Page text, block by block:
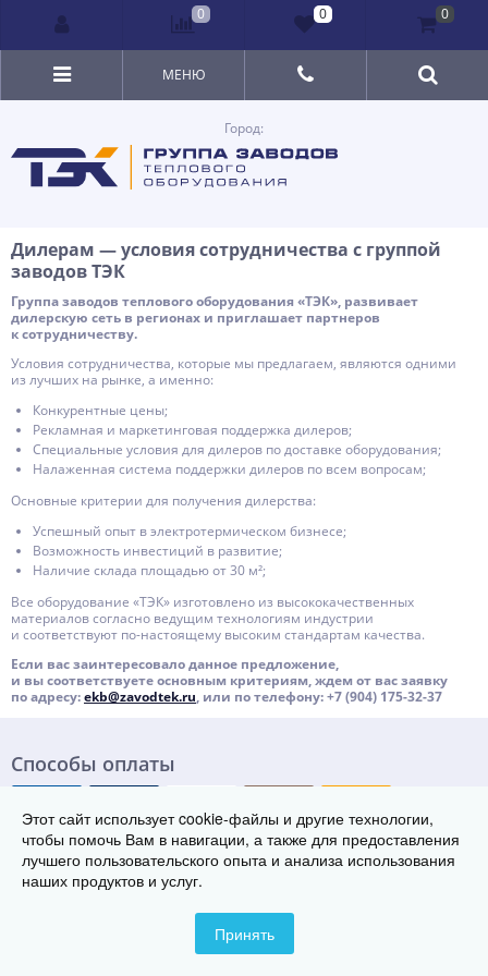
Город:
МЕНЮ
Дилерам — условия сотрудничества с группой
заводов ТЭК
Группа заводов теплового оборудования «ТЭК», развивает
дилерскую сеть в регионах и приглашает партнеров
к сотрудничеству.
Условия сотрудничества, которые мы предлагаем, являются одними
из лучших на рынке, а именно:
Конкурентные цены;
Рекламная и маркетинговая поддержка дилеров;
Специальные условия для дилеров по доставке оборудования;
Налаженная система поддержки дилеров по всем вопросам;
Основные критерии для получения дилерства:
Успешный опыт в электротермическом бизнесе;
Возможность инвестиций в развитие;
Наличие склада площадью от 30 м²;
Все оборудование «ТЭК» изготовлено из высококачественных
материалов согласно ведущим технологиям индустрии
и соответствуют по-настоящему высоким стандартам качества.
Если вас заинтересовало данное предложение,
и вы соответствуете основным критериям, ждем от вас заявку
по адресу:ekb@zavodtek.ru, или по телефону:+7 (904) 175-32-37
Способы оплаты
© Группа заводов теплового оборудования «ТЭК», 2018-2026
620043 , г. Екатеринбург, ул. Начдива Васильева 3А, 3 этаж, оф. 308
8 (800) 222-29-08
0 0 0
Этот сайт использует cookie-файлы и другие технологии,
чтобы помочь Вам в навигации, а также для предоставления
лучшего пользовательского опыта и анализа использования
наших продуктов и услуг.
Принять